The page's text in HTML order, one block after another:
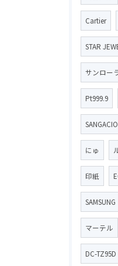
Cartier
STAR
サンロー
Pt999.9
SANGACIO
にゅ
印紙
SAMSUNG
マーテル
DC-TZ95D